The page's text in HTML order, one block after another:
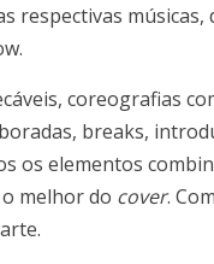
respectivas músicas,
coreografias
breaks,
os elementos
melhor do cover.